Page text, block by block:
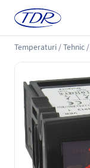
Temperaturi/Tehnic/